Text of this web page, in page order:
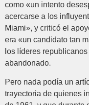
como «un intento
acercarse a los
Miami», y criticó el
era «un candidato tan
los líderes
abandonado.
Pero nada podía un
trayectoria de quienes